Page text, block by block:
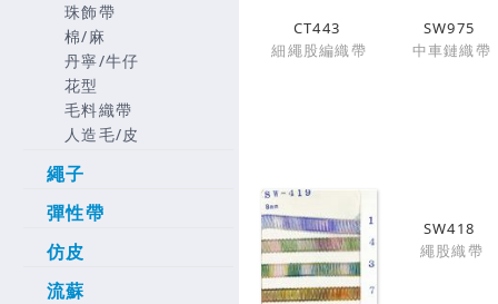
珠飾帶
棉/麻
丹寧/牛仔
花型
毛料織帶
人造毛/皮
繩子
彈性帶
仿皮
流蘇
CT443
細繩股編織帶
SW975
中車鏈織帶
SW418
繩股織帶